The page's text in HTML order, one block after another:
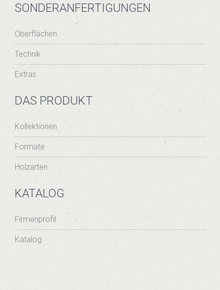
SONDERANFERTIGUNGEN
Oberflächen
Technik
Extras
DAS PRODUKT
Kollektionen
Formate
Holzarten
KATALOG
Firmenprofil
Katalog